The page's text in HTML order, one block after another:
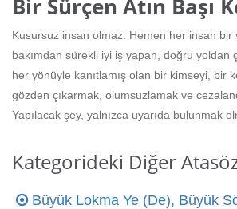
Türk Tarihi & Kültürü
Eğitim
Diğer
Bir Sürçen Atın Başı
Kusursuz insan olmaz. Hemen her insan bir
bakımdan sürekli iyi iş yapan, doğru yoldan
her yönüyle kanıtlamış olan bir kimseyi, bir
gözden çıkarmak, olumsuzlamak ve
Yapılacak şey, yalnızca uyarıda bulunmak
Kategorideki Diğer
Büyük Lokma Ye (De), Büyük